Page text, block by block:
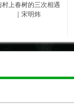
村上春树的三次相遇
｜宋明炜